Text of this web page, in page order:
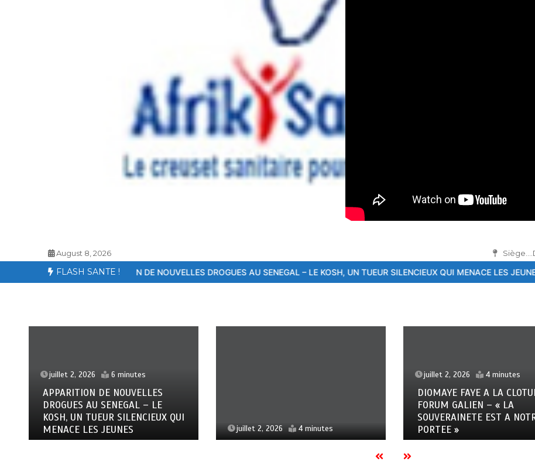
August 8, 2026
FLASH SANTE !
DE NOUVELLES DROGUES AU SENEGAL – LE KOSH, UN TUEUR SILENCIEUX QUI MENACE LES JEUNES 26ème Conférence
juillet 2, 2026 4 minutes
PORTEE »
juillet 2, 2026 1 minute
Bassirou Diomaye Faye à
cloture du Forum Galien –
souveraineté Sanitaire
notre portée »